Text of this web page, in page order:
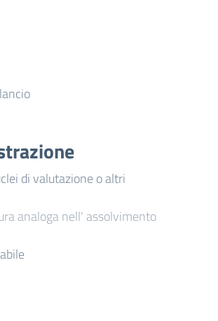
di valutazione o altri
analoga nell' assolvimento